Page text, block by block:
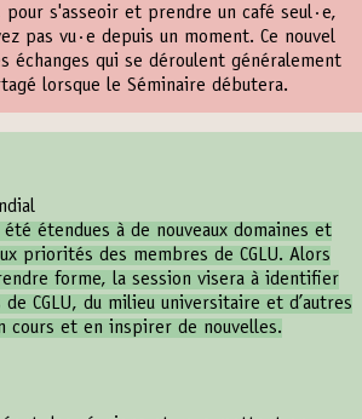
s'asseoir et prendre un café seul·e,
pas vu·e depuis un moment. Ce nouvel
qui se déroulent généralement
lorsque le Séminaire débutera.
étendues à de nouveaux domaines et
priorités des membres de CGLU. Alors
forme, la session visera à identifier
CGLU, du milieu universitaire et d’autres
et en inspirer de nouvelles.